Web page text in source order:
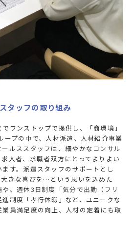
タッフの取り組み
ワンストップで提供し、「商環境」
ープの中で、人材派遣、人材紹介事業
ルススタッフは、細やかなコンサル
人者、求職者双方にとってよりよい
す。派遣スタッフのサポートとし
きな喜びを…という思いを込めた
や、週休3日制度「気分で出勤（フリ
制度「孝行休暇」など、ユニークな
員満足度の向上、人材の定着にも取